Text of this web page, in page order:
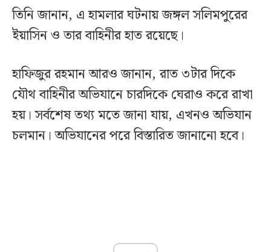
তিনি জানান, এ হামলার ঘটনায় জঙ্গল সলিমপুরের
ইয়াসিন ও তার বাহিনীর হাত রয়েছে।
হাফিজুর রহমান আরও জানান, ‎রাত ৩টার দিকে
যৌথ বাহিনীর অভিযানে চারদিকে ঘেরাও করে রাখা
হয়। সর্বশেষ তথ্য মতে জানা যায়, এখনও অভিযান
চলমান। অভিযানের পরে বিস্তারিত জানানো হবে।